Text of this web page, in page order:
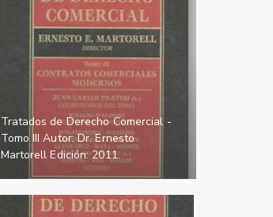
Tratados de Derecho Comercial -
Tomo III Autor: Dr. Ernesto
Martorell Edición: 2011.